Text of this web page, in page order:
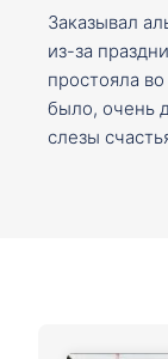
Заказывал
из-за
простояла
было, очень
слезы